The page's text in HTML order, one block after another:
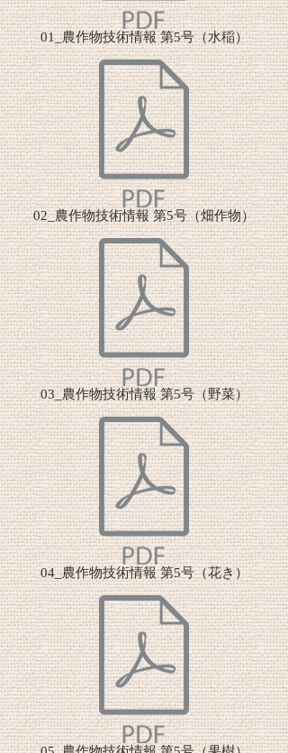
01_農作物技術情報 第5号（水稲）
02_農作物技術情報 第5号（畑作物）
03_農作物技術情報 第5号（野菜）
04_農作物技術情報 第5号（花き）